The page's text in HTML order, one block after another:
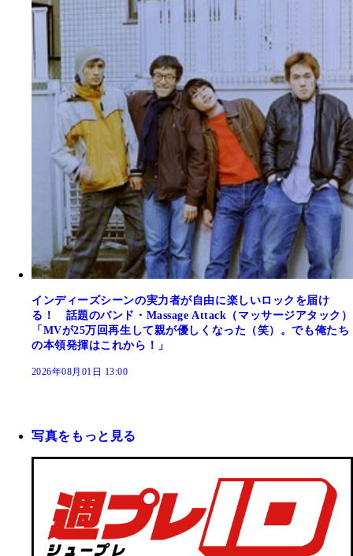
インディーズシーンの実力者が自由に楽しいロックを届け
る！ 話題のバンド・Massage Attack（マッサージアタック）
「MVが25万回再生して親が優しくなった（笑）。でも俺たち
の本領発揮はこれから！」
2026年08月01日 13:00
写真をもっと見る